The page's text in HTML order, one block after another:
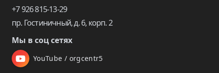
+7 926 815-13-29
пр. Гостиничный, д. 6, корп. 2
Мы в соц сетях
YouTube / orgcentr5